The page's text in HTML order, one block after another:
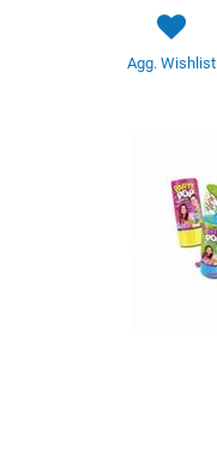
Agg. Wishlist